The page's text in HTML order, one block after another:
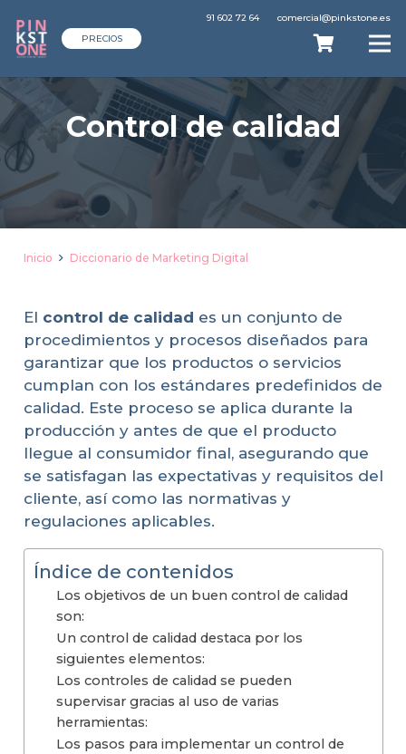
PRECIOS
91 602 72 64 comercial@pinkstone.es
Control de calidad
Inicio Diccionario de Marketing Digital
El control de calidad es un conjunto de
procedimientos y procesos diseñados para
garantizar que los productos o servicios
cumplan con los estándares predefinidos de
calidad. Este proceso se aplica durante la
producción y antes de que el producto
llegue al consumidor final, asegurando que
se satisfagan las expectativas y requisitos del
cliente, así como las normativas y
regulaciones aplicables.
Índice de contenidos
Los objetivos de un buen control de calidad
son:
Un control de calidad destaca por los
siguientes elementos:
Los controles de calidad se pueden
supervisar gracias al uso de varias
herramientas:
Los pasos para implementar un control de